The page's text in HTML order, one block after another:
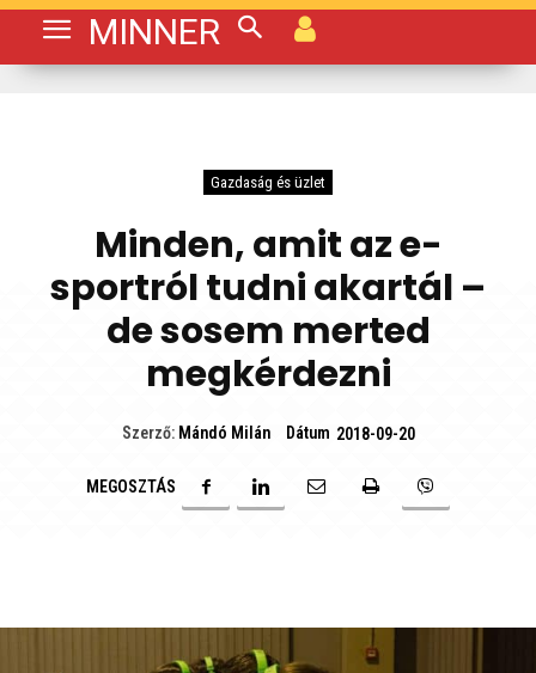
MINNER
Gazdaság és üzlet
Minden, amit az e-
sportról tudni akartál –
de sosem merted
megkérdezni
Szerző: Mándó Milán Dátum 2018-09-20
MEGOSZTÁS